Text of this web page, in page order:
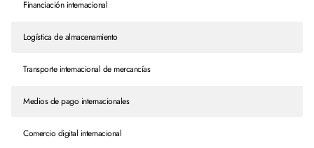
Financiación internacional
Logística de almacenamiento
Transporte internacional de mercancías
Medios de pago internacionales
Comercio digital internacional